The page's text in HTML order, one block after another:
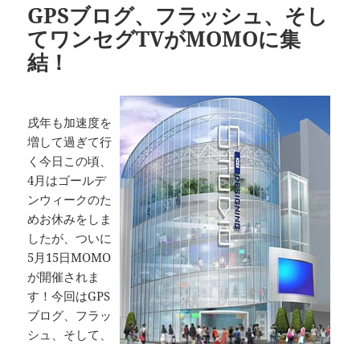
GPSブログ、フラッシュ、そし
てワンセグTVがMOMOに集
結！
戌年も加速度を
増して過ぎて行
く今日この頃、
4月はゴールデ
ンウィークのた
めお休みをしま
したが、ついに
5月15日MOMO
が開催されま
す！今回はGPS
ブログ、フラッ
シュ、そして、